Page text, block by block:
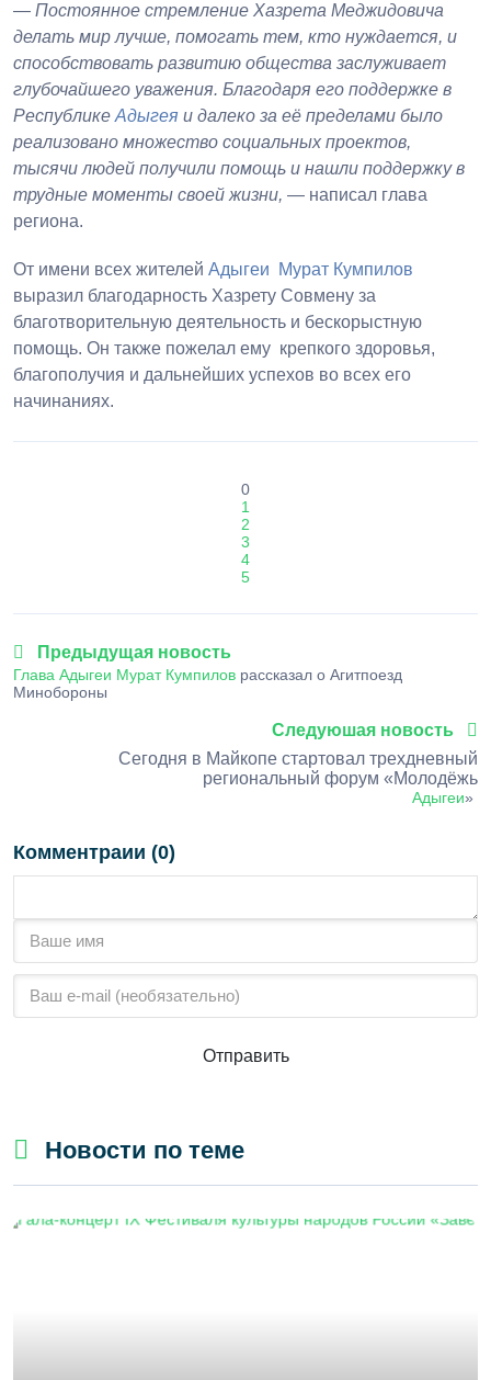
— Постоянное стремление Хазрета Меджидовича
делать мир лучше, помогать тем, кто нуждается, и
способствовать развитию общества заслуживает
глубочайшего уважения. Благодаря его поддержке в
Республике Адыгея и далеко за её пределами было
реализовано множество социальных проектов,
тысячи людей получили помощь и нашли поддержку в
трудные моменты своей жизни, — написал глава
региона.
От имени всех жителей Адыгеи
Мурат Кумпилов
выразил благодарность Хазрету Совмену за
благотворительную деятельность и бескорыстную
помощь. Он также пожелал ему крепкого здоровья,
благополучия и дальнейших успехов во всех его
начинаниях.
0
1
2
3
4
5
Предыдущая новость
Глава Адыгеи Мурат Кумпилов рассказал о Агитпоезд
Минобороны
Следуюшая новость
Сегодня в Майкопе стартовал трехдневный
региональный форум «Молодёжь
Адыгеи»
Комментраии (0)
Отправить
Новости по теме